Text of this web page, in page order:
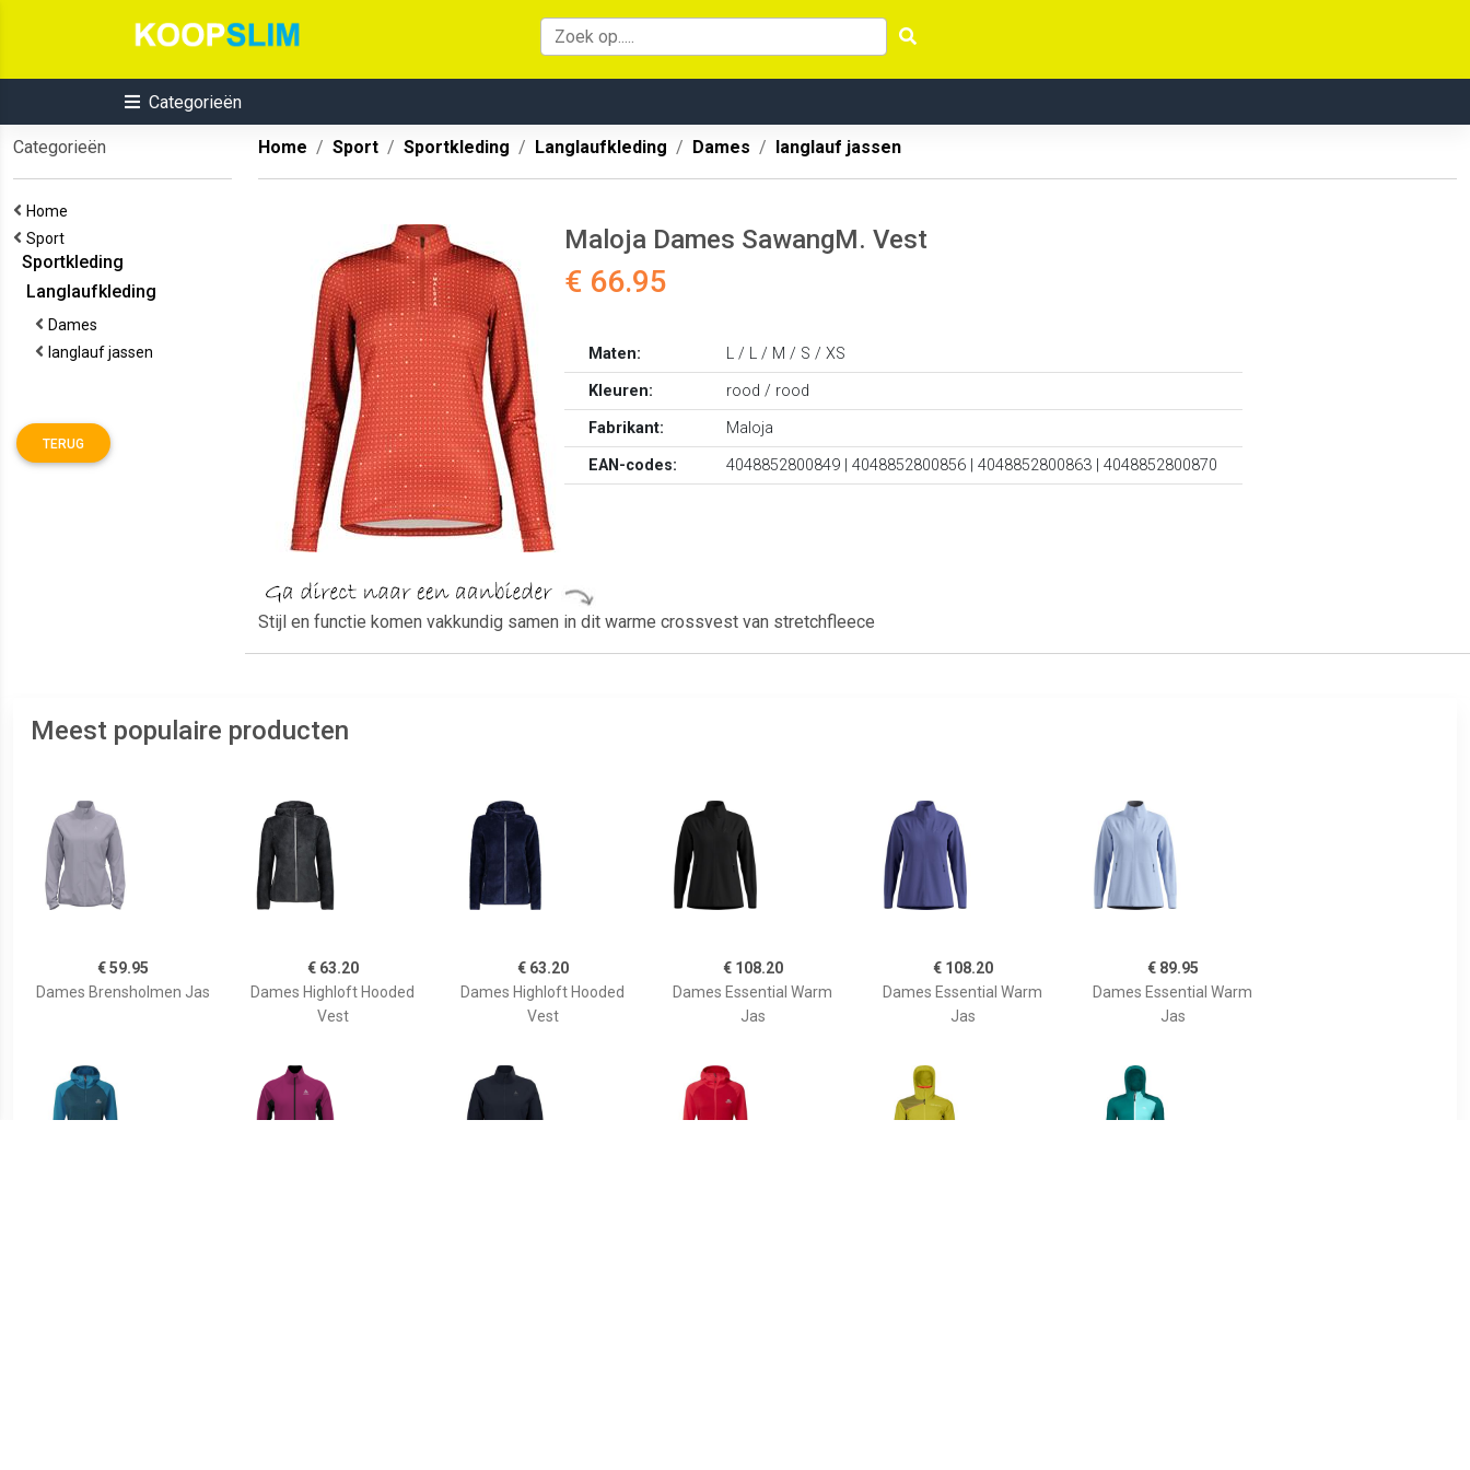
Categorieën
Categorieën
Home
Sport
Sportkleding
Langlaufkleding
Dames
langlauf jassen
TERUG
Home Sport Sportkleding Langlaufkleding Dames langlauf jassen
Maloja Dames SawangM. Vest
€ 66.95
Maten:
L / L / M / S / XS
Kleuren:
rood / rood
Fabrikant:
Maloja
EAN-codes:
4048852800849 | 4048852800856 | 4048852800863 | 4048852800870
Stijl en functie komen vakkundig samen in dit warme crossvest van stretchfleece
Meest populaire producten
€ 59.95
Dames Brensholmen Jas
€ 63.20
Dames Highloft Hooded
Vest
€ 63.20
Dames Highloft Hooded
Vest
€ 108.20
Dames Essential Warm
Jas
€ 108.20
Dames Essential Warm
Jas
€ 89.95
Dames Essential Warm
Jas